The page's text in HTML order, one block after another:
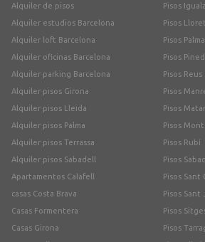
Alquiler de pisos
Alquiler estudios Barcelona
Alquiler loft Barcelona
Alquiler oficinas Barcelona
Alquiler parking Barcelona
Alquiler pisos Girona
Alquiler pisos Lleida
Alquiler pisos Palma
Alquiler pisos Terrassa
Alquiler pisos Sabadell
Apartamentos Calafell
casas Costa Brava
Casas Formentera
Casas Girona
Pisos
Pisos
Pisos Palma
Pisos
Pisos Reus
Pisos
Pisos
Pisos
Pisos Rubí
Pisos
Pisos Sant
Pisos Sant
Pisos
Pisos